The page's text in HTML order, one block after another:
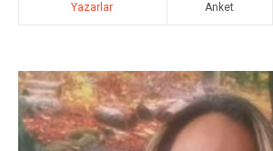
Yazarlar Anket